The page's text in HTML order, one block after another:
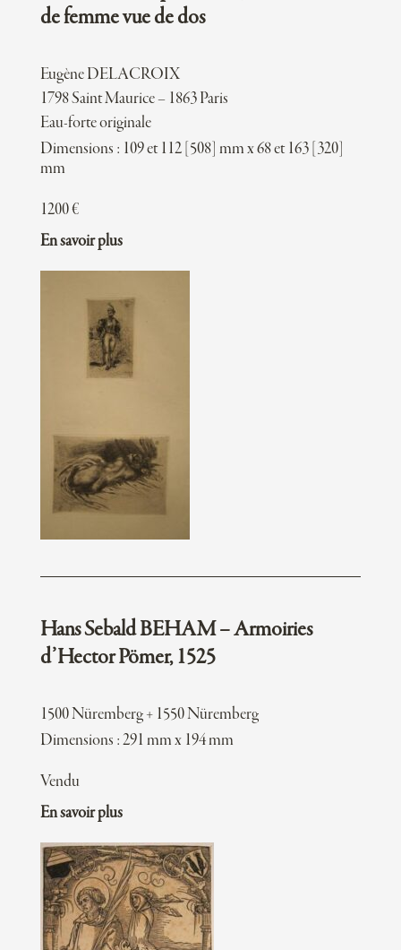
de femme vue de dos
Eugène DELACROIX
1798 Saint Maurice – 1863 Paris
Eau-forte originale
Dimensions : 109 et 112 [508] mm x 68 et 163 [320]
mm
1200€
En savoir plus
Hans Sebald BEHAM – Armoiries
d’Hector Pömer, 1525
1500 Nüremberg + 1550 Nüremberg
Dimensions : 291 mm x 194 mm
Vendu
En savoir plus